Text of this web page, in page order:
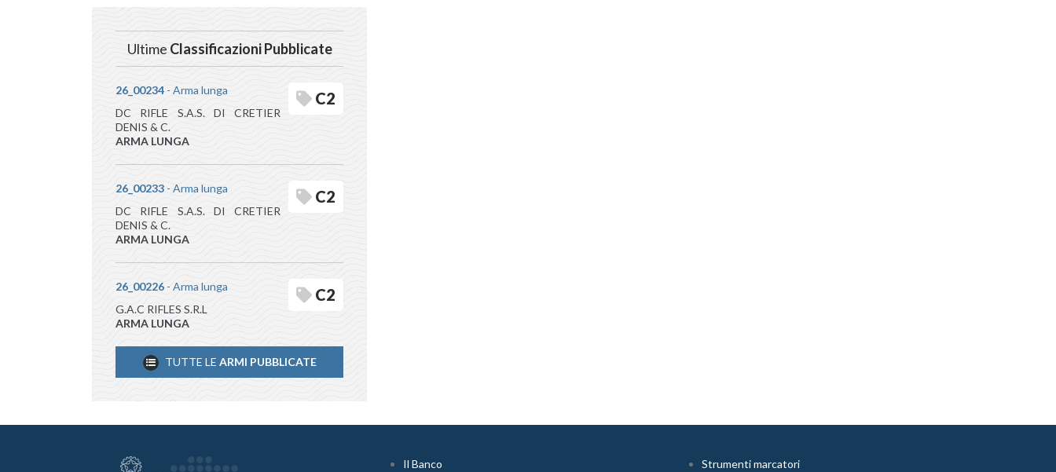
Ultime Classificazioni Pubblicate
26_00234 - Arma lunga
DC RIFLE S.A.S. DI CRETIER
DENIS & C.
ARMA LUNGA
C2
26_00233 - Arma lunga
DC RIFLE S.A.S. DI CRETIER
DENIS & C.
ARMA LUNGA
C2
26_00226 - Arma lunga
G.A.C RIFLES S.R.L
ARMA LUNGA
C2
TUTTE LE ARMI PUBBLICATE
Il Banco
Strumenti marcatori